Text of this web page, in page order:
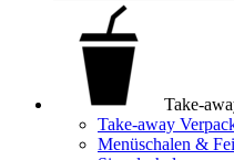
Take-
Take-away
Menüschalen &